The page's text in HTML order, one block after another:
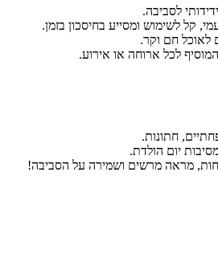
לסביבה.
קל לשימוש ומסייע בחיסכון בזמן.
לאוכל חם וקר.
המוסיף לכל ארוחה או אירוע.
חתונות.
יום הולדת.
מראה מרשים ושמירה על הסביבה!